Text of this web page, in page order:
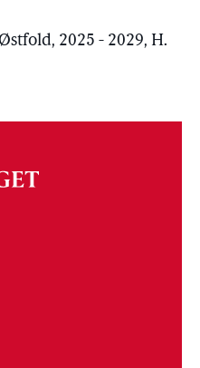
2025 - 2029, H.